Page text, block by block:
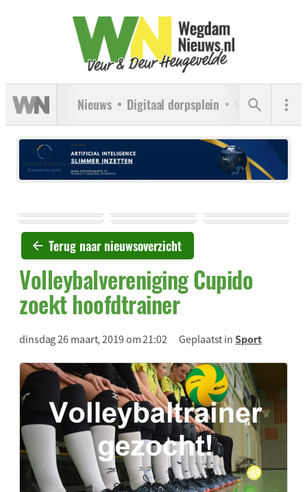
Nieuws Digitaal dorpsplein Verenigingen
Terug naar nieuwsoverzicht
Volleybalvereniging Cupido
zoekt hoofdtrainer
dinsdag 26 maart, 2019 om 21:02 Geplaatst inSport